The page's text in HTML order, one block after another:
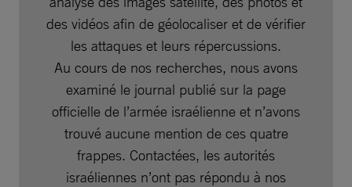
des vidéos afin de géolocaliser et de vérifier
les attaques et leurs répercussions.
Au cours de nos recherches, nous avons
examiné le journal publié sur la page
officielle de l’armée israélienne et n’avons
trouvé aucune mention de ces quatre
frappes. Contactées, les autorités
israéliennes n’ont pas répondu à nos